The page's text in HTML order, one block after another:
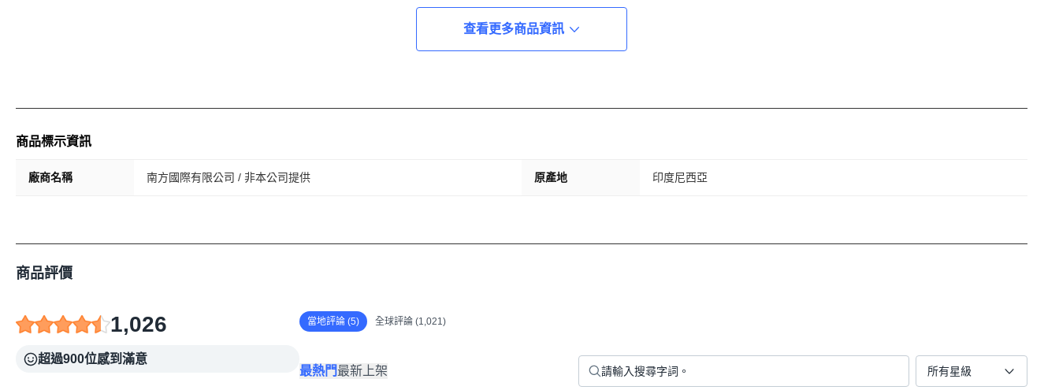
查看更多商品資訊
商品標示資訊
廠商名稱 南方國際有限公司 / 非本公司提供 原產地 印度尼西亞
商品評價
1,026
超過900位感到滿意
當地評論 (5) 全球評論 (1,021)
最熱門最新上架 所有星級